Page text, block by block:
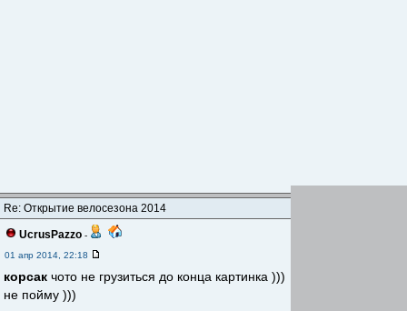
Re: Открытие велосезона 2014
UcrusPazzo -
01 апр 2014, 22:18
корсак чото не грузиться до конца картинка )))
не пойму )))